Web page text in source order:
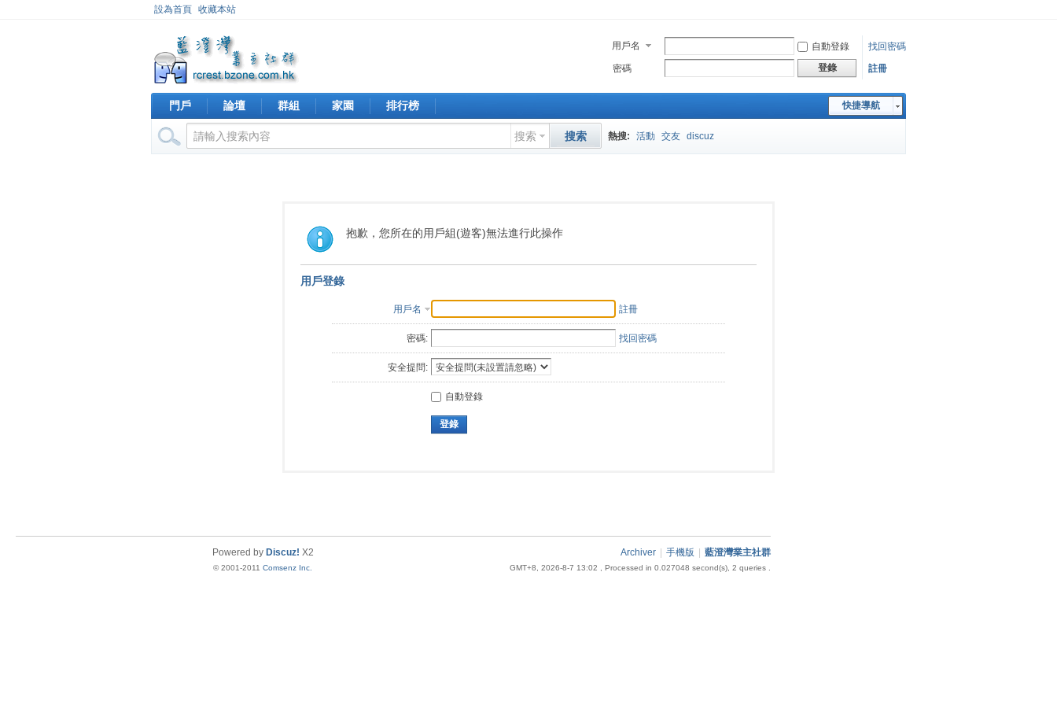
設為首頁 收藏本站
用戶名 自動登錄
找回密碼
密碼
登錄 註冊
快捷導航
門戶 論壇 群組 家園 排行榜
搜索 搜索 熱搜: 活動 交友 discuz
抱歉，您所在的用戶組(遊客)無法進行此操作
用戶登錄
用戶名 註冊
密碼: 找回密碼
安全提問:
自動登錄
登錄
Archiver 手機版 藍澄灣業主社群
GMT+8, 2026-8-7 13:02 , Processed in 0.027048 second(s), 2 queries .
Powered by Discuz! X2
© 2001-2011 Comsenz Inc.